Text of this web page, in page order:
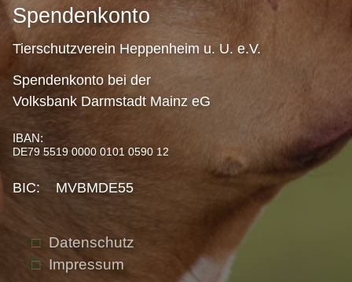
Spendenkonto
Tierschutzverein Heppenheim u. U. e.V.
Spendenkonto bei der
Volksbank Darmstadt Mainz eG
IBAN:
DE79 5519 0000 0101 0590 12
BIC: MVBMDE55
Datenschutz
Impressum